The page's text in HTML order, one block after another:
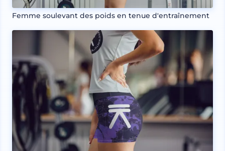
Femme soulevant des poids en tenue d'entraînement